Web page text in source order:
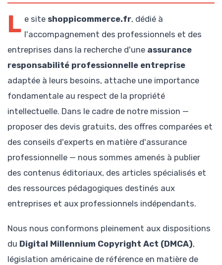
L e site shoppicommerce.fr, dédié à
l'accompagnement des professionnels et des
entreprises dans la recherche d'une assurance
responsabilité professionnelle entreprise
adaptée à leurs besoins, attache une importance
fondamentale au respect de la propriété
intellectuelle. Dans le cadre de notre mission —
proposer des devis gratuits, des offres comparées et
des conseils d'experts en matière d'assurance
professionnelle — nous sommes amenés à publier
des contenus éditoriaux, des articles spécialisés et
des ressources pédagogiques destinés aux
entreprises et aux professionnels indépendants.
Nous nous conformons pleinement aux dispositions
du Digital Millennium Copyright Act (DMCA),
législation américaine de référence en matière de